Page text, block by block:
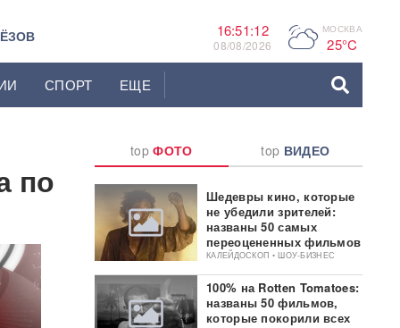
16:51:13
08/08/2026 P МОСКВА
25°C
СПОРТ ЕЩЕ
по
topФОТО top ВИДЕО
Шедевры кино, которые
не убедили зрителей:
названы 50 самых
переоцененных фильмов
КАЛЕЙДОСКОП • ШОУ-БИЗНЕС
100% на Rotten Tomatoes:
названы 50 фильмов,
которые покорили всех